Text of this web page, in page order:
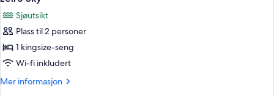
alle
bildene
av
Leiro
Sky
Sjøutsikt
Plass til 2 personer
1 kingsize-seng
Wi-fi inkludert
Mer informasjon
Mer